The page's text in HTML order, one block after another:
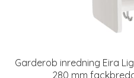
Garderob inredning Eira
280 mm